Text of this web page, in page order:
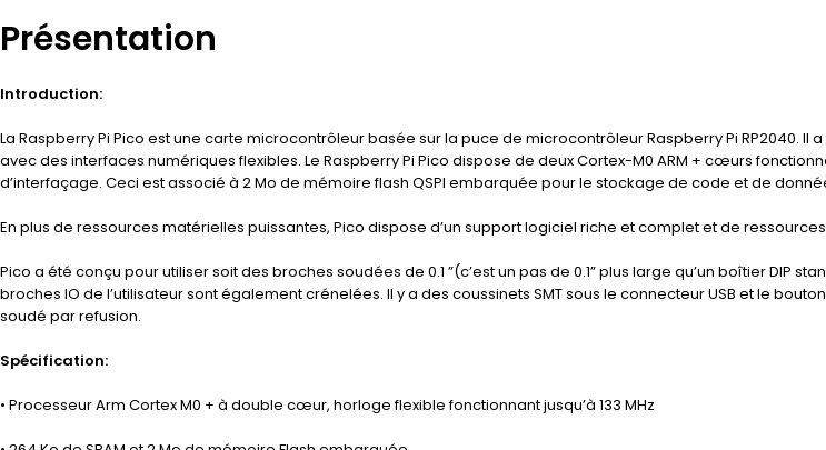
Présentation
Introduction:
La Raspberry Pi Pico est une carte microcontrôleur basée sur la puce de microcontrôleur Raspberry Pi
avec des interfaces numériques flexibles. Le Raspberry Pi Pico dispose de deux Cortex-M0 ARM + cœurs
d’interfaçage. Ceci est associé à 2 Mo de mémoire flash QSPI embarquée pour le stockage de code et de
En plus de ressources matérielles puissantes, Pico dispose d’un support logiciel riche et complet et de
Pico a été conçu pour utiliser soit des broches soudées de 0.1 ”(c’est un pas de 0.1” plus large qu’un boîtier
broches IO de l’utilisateur sont également crénelées. Il y a des coussinets SMT sous le connecteur USB et le
soudé par refusion.
Spécification:
• Processeur Arm Cortex M0 + à double cœur, horloge flexible fonctionnant jusqu’à 133 MHz